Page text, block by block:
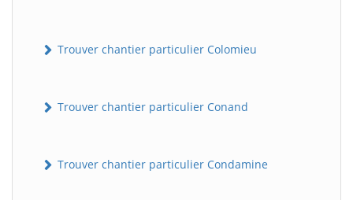
Trouver chantier particulier Colomieu
Trouver chantier particulier Conand
Trouver chantier particulier Condamine